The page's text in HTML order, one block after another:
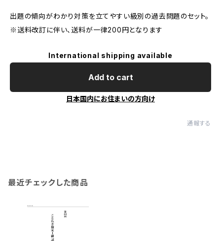
出題の傾向がわかり対策を立てやすい級別の過去問題のセット。
※送料改訂に伴い、送料が一律200円となります
International shipping available
Add to cart
日本国内にお住まいの方向け
通報する
最近チェックした商品